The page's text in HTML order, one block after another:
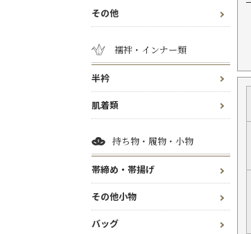
その他
襦袢・インナー類
半衿
肌着類
持ち物・履物・小物
帯締め・帯揚げ
その他小物
バッグ